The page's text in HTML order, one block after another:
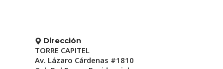
Dirección
TORRE CAPITEL
Av. Lázaro Cárdenas #1810